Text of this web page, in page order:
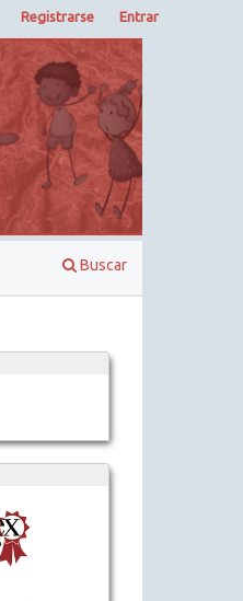
Buscar
Registrarse Entrar